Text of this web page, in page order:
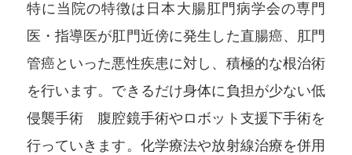
特に当院の特徴は日本大腸肛門病学会の専門
医・指導医が肛門近傍に発生した直腸癌、肛門
管癌といった悪性疾患に対し、積極的な根治術
を行います。できるだけ身体に負担が少ない低
侵襲手術 腹腔鏡手術やロボット支援下手術を
行っていきます。化学療法や放射線治療を併用